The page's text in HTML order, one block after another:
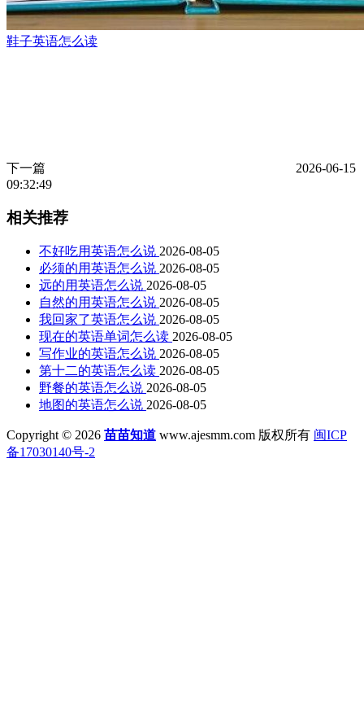
鞋子英语怎么读
下一篇
2026-06-15
09:32:49
相关推荐
不好吃用英语怎么说 2026-08-05
必须的用英语怎么说 2026-08-05
远的用英语怎么说 2026-08-05
自然的用英语怎么说 2026-08-05
我回家了英语怎么说 2026-08-05
现在的英语单词怎么读 2026-08-05
写作业的英语怎么说 2026-08-05
第十二的英语怎么读 2026-08-05
野餐的英语怎么说 2026-08-05
地图的英语怎么说 2026-08-05
Copyright © 2026 苗苗知道 www.ajesmm.com 版权所有 闽ICP
备17030140号-2